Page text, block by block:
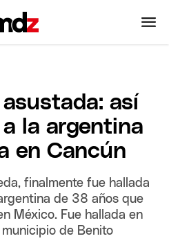
así
la argentina
en Cancún
finalmente fue hallada
de 38 años que
México. Fue hallada en
de Benito